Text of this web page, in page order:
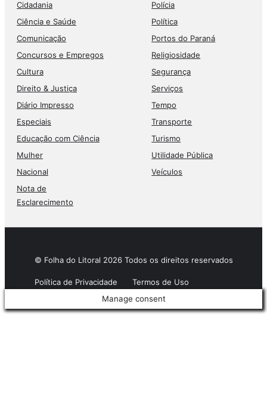
Cidadania
Ciência e Saúde
Comunicação
Concursos e Empregos
Cultura
Direito & Justiça
Diário Impresso
Especiais
Educação com Ciência
Mulher
Nacional
Nota de
Esclarecimento
Polícia
Política
Portos do Paraná
Religiosidade
Segurança
Serviços
Tempo
Transporte
Turismo
Utilidade Pública
Veículos
© Folha do Litoral 2026 Todos os direitos reservados
Política de Privacidade
Termos de Uso
Manage consent